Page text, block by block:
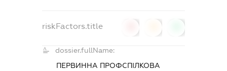
riskFactors.title
dossier.fullName:
ПЕРВИННА ПРОФСПІЛКОВА